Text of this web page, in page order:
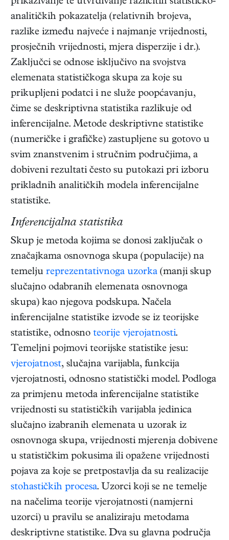
analitičkih pokazatelja (relativnih brojeva,
razlike između najveće i najmanje vrijednosti,
prosječnih vrijednosti, mjera disperzije i dr.).
Zaključci se odnose isključivo na svojstva
elemenata statističkoga skupa za koje su
prikupljeni podatci i ne služe poopćavanju,
čime se deskriptivna statistika razlikuje od
inferencijalne. Metode deskriptivne statistike
(numeričke i grafičke) zastupljene su gotovo u
svim znanstvenim i stručnim područjima, a
dobiveni rezultati često su putokazi pri izboru
prikladnih analitičkih modela inferencijalne
statistike.
Inferencijalna statistika
Skup je metoda kojima se donosi zaključak o
značajkama osnovnoga skupa (populacije) na
temelju reprezentativnoga uzorka (manji skup
slučajno odabranih elemenata osnovnoga
skupa) kao njegova podskupa. Načela
inferencijalne statistike izvode se iz teorijske
statistike, odnosno teorije vjerojatnosti.
Temeljni pojmovi teorijske statistike jesu:
vjerojatnost, slučajna varijabla, funkcija
vjerojatnosti, odnosno statistički model. Podloga
za primjenu metoda inferencijalne statistike
vrijednosti su statističkih varijabla jedinica
slučajno izabranih elemenata u uzorak iz
osnovnoga skupa, vrijednosti mjerenja dobivene
u statističkim pokusima ili opažene vrijednosti
pojava za koje se pretpostavlja da su realizacije
stohastičkih procesa. Uzorci koji se ne temelje
na načelima teorije vjerojatnosti (namjerni
uzorci) u pravilu se analiziraju metodama
deskriptivne statistike. Dva su glavna područja